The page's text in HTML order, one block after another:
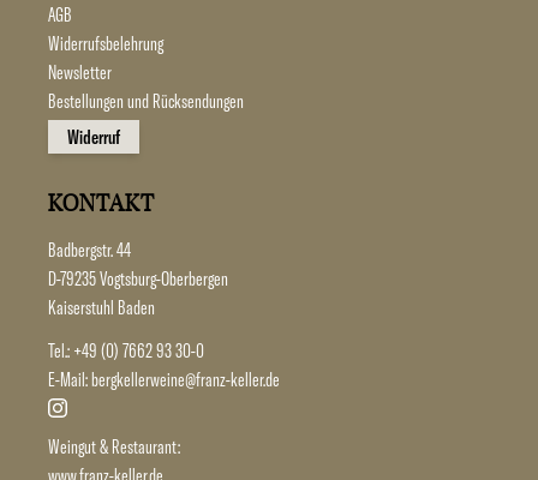
AGB
Widerrufsbelehrung
Newsletter
Bestellungen und Rücksendungen
Widerruf
KONTAKT
Badbergstr. 44
D-79235 Vogtsburg-Oberbergen
Kaiserstuhl Baden
Tel.: +49 (0) 7662 93 30-0
E-Mail:bergkellerweine@franz-keller.de
Weingut & Restaurant: